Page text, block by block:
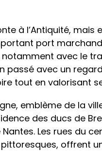
à l’Antiquité, mais
port
avec le
passé avec un
tout en valorisant
emblème de la
des ducs de
Les rues du
offrent